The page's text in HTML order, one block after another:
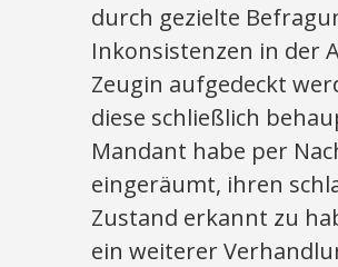
durch gezielte
Inkonsistenzen in der
Zeugin aufgedeckt
diese schließlich
Mandant habe per
eingeräumt, ihren
Zustand erkannt zu
ein weiterer